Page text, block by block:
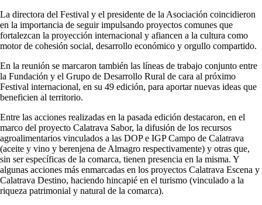
La directora del Festival y el presidente de la Asociación coincidieron
en la importancia de seguir impulsando proyectos comunes que
fortalezcan la proyección internacional y afiancen a la cultura como
motor de cohesión social, desarrollo económico y orgullo compartido.
En la reunión se marcaron también las líneas de trabajo conjunto entre
la Fundación y el Grupo de Desarrollo Rural de cara al próximo
Festival internacional, en su 49 edición, para aportar nuevas ideas que
beneficien al territorio.
Entre las acciones realizadas en la pasada edición destacaron, en el
marco del proyecto Calatrava Sabor, la difusión de los recursos
agroalimentarios vinculados a las DOP e IGP Campo de Calatrava
(aceite y vino y berenjena de Almagro respectivamente) y otras que,
sin ser específicas de la comarca, tienen presencia en la misma. Y
algunas acciones más enmarcadas en los proyectos Calatrava Escena y
Calatrava Destino, haciendo hincapié en el turismo (vinculado a la
riqueza patrimonial y natural de la comarca).